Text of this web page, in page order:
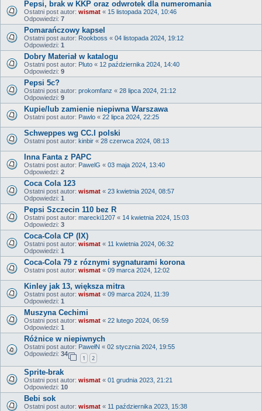
Pepsi, brak w KKP oraz odwrotek dla numeromania
Ostatni post autor: wismat « 15 listopada 2024, 10:46
Odpowiedzi: 7
Pomarańczowy kapsel
Ostatni post autor: Rookboss « 04 listopada 2024, 19:12
Odpowiedzi: 1
Dobry Materiał w katalogu
Ostatni post autor: Pluto « 12 października 2024, 14:40
Odpowiedzi: 9
Pepsi 5c?
Ostatni post autor: prokomfanz « 28 lipca 2024, 21:12
Odpowiedzi: 9
Kupie/lub zamienie niepiwna Warszawa
Ostatni post autor: Pawlo « 22 lipca 2024, 22:25
Schweppes wg CC.I polski
Ostatni post autor: kinbir « 28 czerwca 2024, 08:13
Inna Fanta z PAPC
Ostatni post autor: PawelG « 03 maja 2024, 13:40
Odpowiedzi: 2
Coca Cola 123
Ostatni post autor: wismat « 23 kwietnia 2024, 08:57
Odpowiedzi: 1
Pepsi Szczecin 110 bez R
Ostatni post autor: marecki1207 « 14 kwietnia 2024, 15:03
Odpowiedzi: 3
Coca-Cola CP (IX)
Ostatni post autor: wismat « 11 kwietnia 2024, 06:32
Odpowiedzi: 1
Coca-Cola 79 z róznymi sygnaturami korona
Ostatni post autor: wismat « 09 marca 2024, 12:02
Kinley jak 13, większa mitra
Ostatni post autor: wismat « 09 marca 2024, 11:39
Odpowiedzi: 1
Muszyna Cechimi
Ostatni post autor: wismat « 22 lutego 2024, 06:59
Odpowiedzi: 1
Różnice w niepiwnych
Ostatni post autor: PawełN « 02 stycznia 2024, 19:55
Odpowiedzi: 34
1 2
Sprite-brak
Ostatni post autor: wismat « 01 grudnia 2023, 21:21
Odpowiedzi: 10
Bebi sok
Ostatni post autor: wismat « 11 października 2023, 15:38